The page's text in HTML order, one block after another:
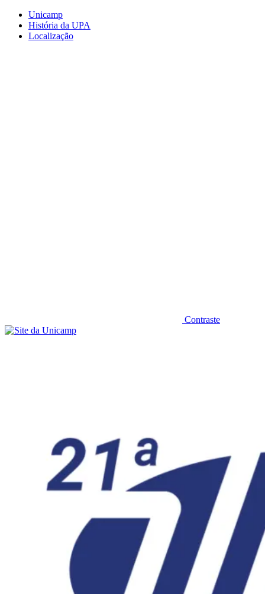
Conteúdo principal
Unicamp
História da UPA
Localização
Contraste